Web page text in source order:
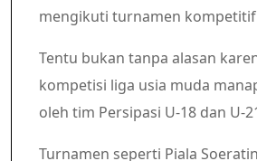
mengikuti turnamen
Tentu bukan tanpa alasan
kompetisi liga usia muda
oleh tim Persipasi U-18 dan U-
Turnamen seperti Piala